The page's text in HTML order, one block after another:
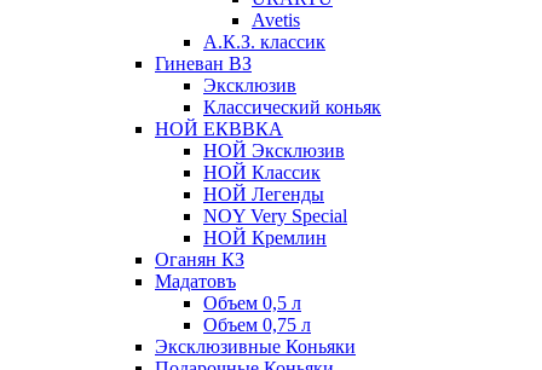
Avetis
А.К.З. классик
Гиневан ВЗ
Эксклюзив
Классический коньяк
НОЙ ЕКВВКА
НОЙ Эксклюзив
НОЙ Классик
НОЙ Легенды
NOY Very Speсial
НОЙ Кремлин
Оганян КЗ
Мадатовъ
Объем 0,5 л
Объем 0,75 л
Эксклюзивные Коньяки